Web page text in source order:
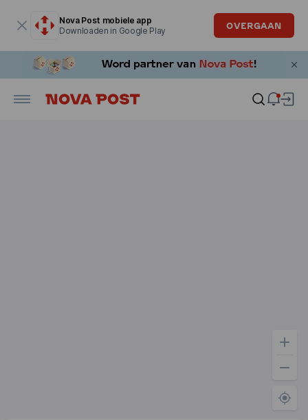
Nova Post mobiele app
Downloaden in Google Play
OVERGAAN